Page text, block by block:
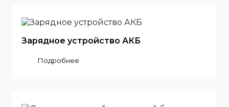
Зарядное устройство АКБ
Подробнее